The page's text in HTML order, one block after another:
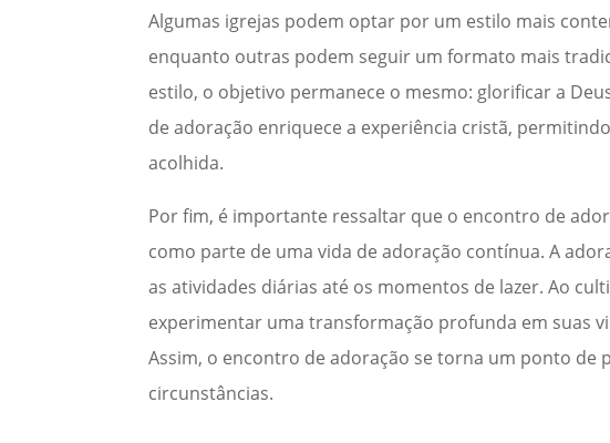
Algumas igrejas podem optar por um estilo mais
enquanto outras podem seguir um formato mais
estilo, o objetivo permanece o mesmo: glorificar a
de adoração enriquece a experiência cristã,
acolhida.
Por fim, é importante ressaltar que o encontro de
como parte de uma vida de adoração contínua. A
as atividades diárias até os momentos de lazer. Ao
experimentar uma transformação profunda em suas
Assim, o encontro de adoração se torna um ponto de
circunstâncias.